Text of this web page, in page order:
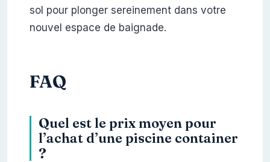
sol pour plonger sereinement dans votre
nouvel espace de baignade.
FAQ
Quel est le prix moyen pour
l’achat d’une piscine container
?